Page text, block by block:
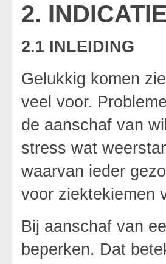
2.
2.1 INLEIDING
Gelukkig komen
veel voor.
de aanschaf van
stress wat
waarvan ieder
voor ziektekiemen
Bij aanschaf van
beperken. Dat